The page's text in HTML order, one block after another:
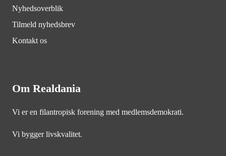
Nyhedsoverblik
Tilmeld nyhedsbrev
Kontakt os
Om Realdania
Vi er en filantropisk forening med medlemsdemokrati.
Vi bygger livskvalitet.